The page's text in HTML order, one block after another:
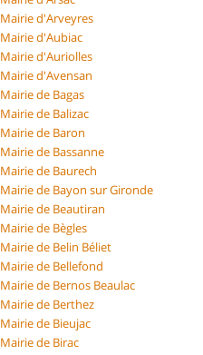
Mairie d'Arveyres
Mairie d'Aubiac
Mairie d'Auriolles
Mairie d'Avensan
Mairie de Bagas
Mairie de Balizac
Mairie de Baron
Mairie de Bassanne
Mairie de Baurech
Mairie de Bayon sur Gironde
Mairie de Beautiran
Mairie de Bègles
Mairie de Belin Béliet
Mairie de Bellefond
Mairie de Bernos Beaulac
Mairie de Berthez
Mairie de Bieujac
Mairie de Birac